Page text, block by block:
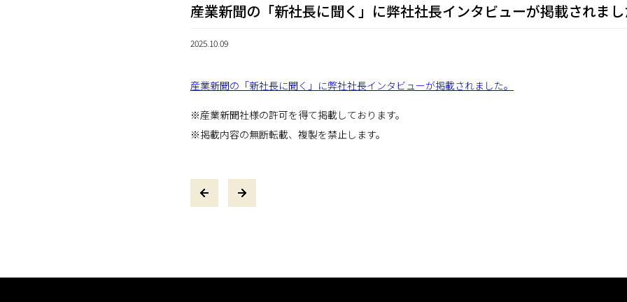
産業新聞の「新社長に聞く」に弊社社長インタビューが掲載されま
2025.10.09
産業新聞の「新社長に聞く」に弊社社長インタビューが掲載されました。
※産業新聞社様の許可を得て掲載しております。
※掲載内容の無断転載、複製を禁止します。